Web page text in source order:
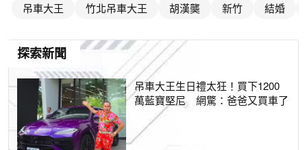
吊車大王 竹北吊車大王 胡漢龑 新竹 結婚
探索新聞
吊車大王生日禮太狂！買下1200
萬藍寶堅尼 網驚：爸爸又買車了